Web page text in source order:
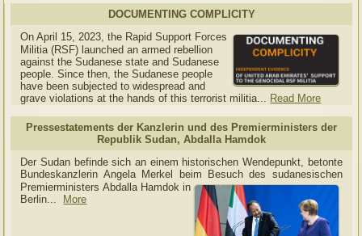
DOCUMENTING COMPLICITY
On April 15, 2023, the Rapid Support Forces
Militia (RSF) launched an armed rebellion
against the Sudanese state and Sudanese
people. Since then, the Sudanese people
have been subjected to widespread and
grave violations at the hands of this terrorist militia... Read More
Pressestatements der Kanzlerin und des Premierministers der
Republik Sudan, Abdalla Hamdok
Der Sudan befinde sich an einem historischen Wendepunkt, betonte
Bundeskanzlerin Angela Merkel beim Besuch des sudanesischen
Premierministers Abdalla Hamdok in
Berlin...
More